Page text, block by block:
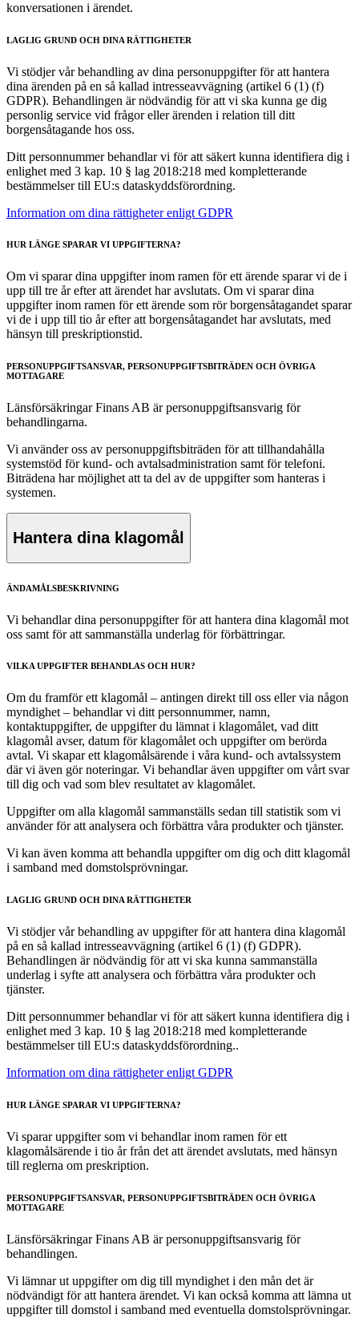
konversationen i ärendet.
LAGLIG GRUND OCH DINA RÄTTIGHETER
Vi stödjer vår behandling av dina personuppgifter för att hantera
dina ärenden på en så kallad intresseavvägning (artikel 6 (1) (f)
GDPR). Behandlingen är nödvändig för att vi ska kunna ge dig
personlig service vid frågor eller ärenden i relation till ditt
borgensåtagande hos oss.
Ditt personnummer behandlar vi för att säkert kunna identifiera dig i
enlighet med 3 kap. 10 § lag 2018:218 med kompletterande
bestämmelser till EU:s dataskyddsförordning.
Information om dina rättigheter enligt GDPR
HUR LÄNGE SPARAR VI UPPGIFTERNA?
Om vi sparar dina uppgifter inom ramen för ett ärende sparar vi de i
upp till tre år efter att ärendet har avslutats. Om vi sparar dina
uppgifter inom ramen för ett ärende som rör borgensåtagandet sparar
vi de i upp till tio år efter att borgensåtagandet har avslutats, med
hänsyn till preskriptionstid.
PERSONUPPGIFTSANSVAR, PERSONUPPGIFTSBITRÄDEN OCH ÖVRIGA
MOTTAGARE
Länsförsäkringar Finans AB är personuppgiftsansvarig för
behandlingarna.
Vi använder oss av personuppgiftsbiträden för att tillhandahålla
systemstöd för kund- och avtalsadministration samt för telefoni.
Biträdena har möjlighet att ta del av de uppgifter som hanteras i
systemen.
Hantera dina klagomål
ÄNDAMÅLSBESKRIVNING
​Vi behandlar dina personuppgifter för att hantera dina klagomål mot
oss samt för att sammanställa underlag för förbättringar.
VILKA UPPGIFTER BEHANDLAS OCH HUR?
Om du framför ett klagomål – antingen direkt till oss eller via någon
myndighet – behandlar vi ditt personnummer, namn,
kontaktuppgifter, de uppgifter du lämnat i klagomålet, vad ditt
klagomål avser, datum för klagomålet och uppgifter om berörda
avtal. Vi skapar ett klagomålsärende i våra kund- och avtalssystem
där vi även gör noteringar. Vi behandlar även uppgifter om vårt svar
till dig och vad som blev resultatet av klagomålet.
Uppgifter om alla klagomål sammanställs sedan till statistik som vi
använder för att analysera och förbättra våra produkter och tjänster.
Vi kan även komma att behandla uppgifter om dig och ditt klagomål
i samband med domstolsprövningar.
LAGLIG GRUND OCH DINA RÄTTIGHETER
Vi stödjer vår behandling av uppgifter för att hantera dina klagomål
på en så kallad intresseavvägning (artikel 6 (1) (f) GDPR).
Behandlingen är nödvändig för att vi ska kunna sammanställa
underlag i syfte att analysera och förbättra våra produkter och
tjänster.
Ditt personnummer behandlar vi för att säkert kunna identifiera dig i
enlighet med 3 kap. 10 § lag 2018:218 med kompletterande
bestämmelser till EU:s dataskyddsförordning..
Information om dina rättigheter enligt GDPR
HUR LÄNGE SPARAR VI UPPGIFTERNA?
​Vi sparar uppgifter som vi behandlar inom ramen för ett
klagomålsärende i tio år från det att ärendet avslutats, med hänsyn
till reglerna om preskription.
PERSONUPPGIFTSANSVAR, PERSONUPPGIFTSBITRÄDEN OCH ÖVRIGA
MOTTAGARE
Länsförsäkringar Finans AB är personuppgiftsansvarig för
behandlingen.
Vi lämnar ut uppgifter om dig till myndighet i den mån det är
nödvändigt för att hantera ärendet. Vi kan också komma att lämna ut
uppgifter till domstol i samband med eventuella domstolsprövningar.